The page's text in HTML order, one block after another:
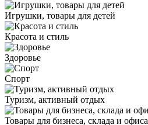
Игрушки, товары для детей
Красота и стиль
Здоровье
Спорт
Туризм, активный отдых
Товары для бизнеса, склада и офиса